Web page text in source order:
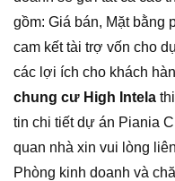
gồm: Giá bán, Mặt bằng
cam kết tài trợ vốn cho
các lợi ích cho khách
chung cư High Intela
tin chi tiết dự án Piania
quan nhà xin vui lòng
Phòng kinh doanh và